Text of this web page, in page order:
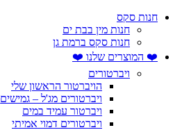
חנות סקס
חנות מין בבת ים
חנות סקס ברמת גן
❤️ המוצרים שלנו ❤️
ויברטורים
הויברטור הראשון שלי
ויברטורים מג'ל – גמישים
ויברטור עמיד במים
ויברטורים דמוי אמיתי